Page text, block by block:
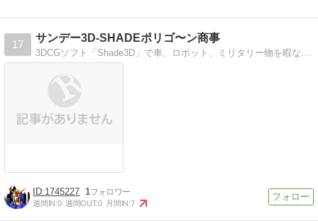
17
サンデー3D-SHADEポリゴ〜ン商事
3DCGソフト「Shade3D」で車、ロボット、ミリタリー物を暇な時間にやってます
1745227 1
週間IN:0 週間OUT:0 月間IN:7